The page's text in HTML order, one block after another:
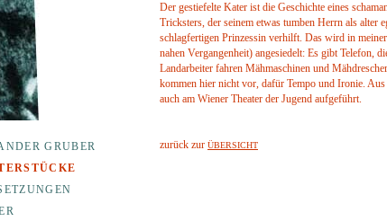
GRUBER
Der gestiefelte Kater ist die Geschichte eines
Tricksters, der seinem etwas tumben Herrn als alter
schlagfertigen Prinzessin verhilft. Das wird in
nahen Vergangenheit) angesiedelt: Es gibt Telefon,
Landarbeiter fahren Mähmaschinen und
kommen hier nicht vor, dafür Tempo und Ironie.
auch am Wiener Theater der Jugend aufgeführt.
zurück zur ÜBERSICHT